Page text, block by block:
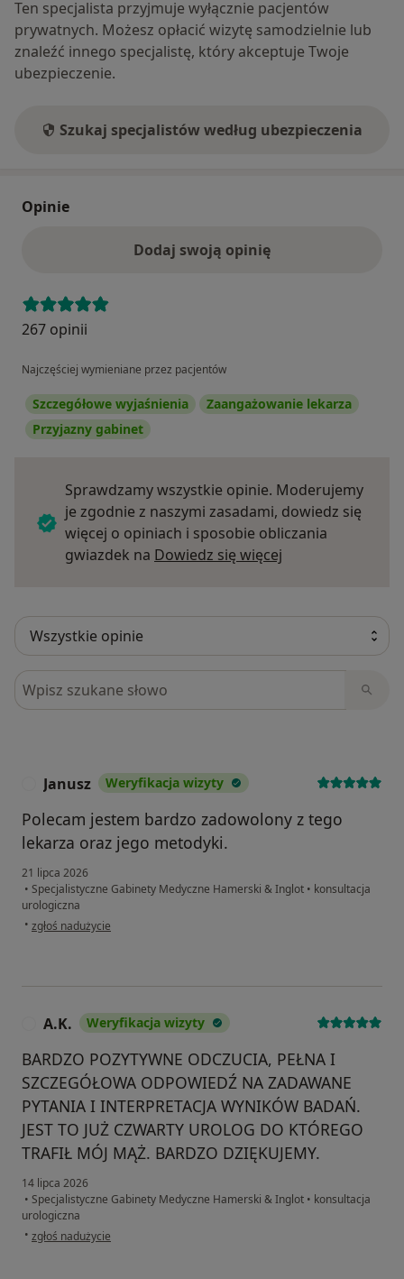
Ten specjalista przyjmuje wyłącznie pacjentów
prywatnych. Możesz opłacić wizytę samodzielnie lub
znaleźć innego specjalistę, który akceptuje Twoje
ubezpieczenie.
Szukaj specjalistów według ubezpieczenia
Opinie
Dodaj swoją opinię
267 opinii
Najczęściej wymieniane przez pacjentów
Szczegółowe wyjaśnienia
Zaangażowanie lekarza
Przyjazny gabinet
Sprawdzamy wszystkie opinie. Moderujemy
je zgodnie z naszymi zasadami, dowiedz się
więcej o opiniach i sposobie obliczania
gwiazdek na Dowiedz się więcej
Szukaj w opiniach
Janusz Weryfikacja wizyty
Polecam jestem bardzo zadowolony z tego
lekarza oraz jego metodyki.
21 lipca 2026
• Specjalistyczne Gabinety Medyczne Hamerski & Inglot • konsultacja
urologiczna
• w opinii użytkownika Janusz
zgłoś nadużycie
A.K. Weryfikacja wizyty
BARDZO POZYTYWNE ODCZUCIA, PEŁNA I
SZCZEGÓŁOWA ODPOWIEDŹ NA ZADAWANE
PYTANIA I INTERPRETACJA WYNIKÓW BADAŃ.
JEST TO JUŻ CZWARTY UROLOG DO KTÓREGO
TRAFIŁ MÓJ MĄŻ. BARDZO DZIĘKUJEMY.
14 lipca 2026
• Specjalistyczne Gabinety Medyczne Hamerski & Inglot • konsultacja
urologiczna
• w opinii użytkownika A.K.
zgłoś nadużycie